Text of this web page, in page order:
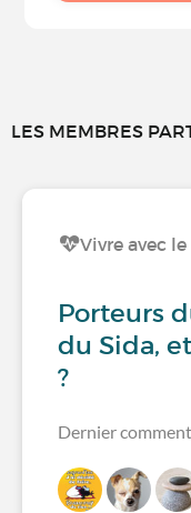
LES MEMBRES
Vivre avec
Porteurs
du Sida,
?
Dernier